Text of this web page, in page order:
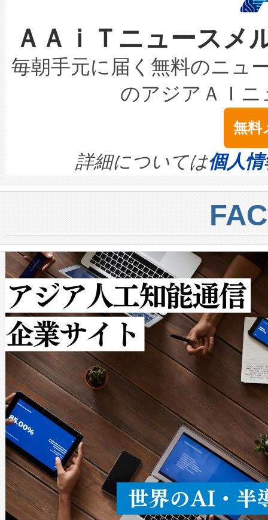
取得できる可能性もあります
設には、3億～4億ドルかか
最高経営責任者（CEO）であ
す。「当社のfully-connected
ームを利用すれば、6,000万
きます。この効率性は、フェ
限を超えて利用可能な電力容
持できるよう貢献します。こ
ービスレベル契約（SLA）違
テリー性能の劣化によるダウ
念は、現在データセンターが
ます。 Voltaiq provides a
quality and reliability for AI
BESS stack to ensure battery
centers. Voltaiqは、ai&のAI
からシステム統合、試運転、
クルの各段階のデータを監視
[…]
なレーザースポットにより、
な環境下でも豊かなディテー
キロメートル範囲を検出
LiDAR for Inspections,
は1535 nmレーザーを搭載。
イズの小径化を実現すること
す。ノーマルモードでは、
ートル先まで検出でき、これ
トに対して約600メートルに
では、反射率10％のターゲッ
で向上し、最大検知距離は
ットだけで最大1キロメート
ルの変電所周囲を監視でき、
作業と点群処理を簡素化でき
Avia 2は、2種類のFOVオプシ
× 80°のノーマルモード、長
ードを切り替えて使用するこ
ることなく、単一のデバイス
うにします。遠距離まで届く
密度なスキャ […]
ＡＡｉＴニュース
毎朝手元に届く無料のニュ
のアジアＡＩ
無料
詳細については個人